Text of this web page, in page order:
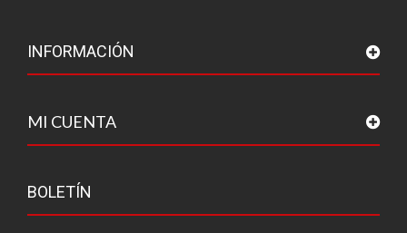
INFORMACIÓN
MI CUENTA
BOLETÍN